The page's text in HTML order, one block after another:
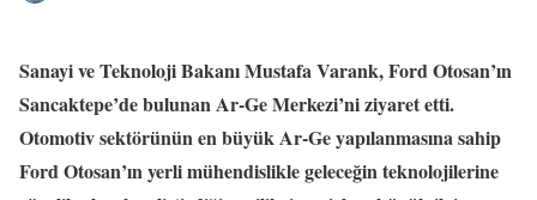
Sanayi ve Teknoloji Bakanı Mustafa Varank, Ford Otosan’ın
Sancaktepe’de bulunan Ar-Ge Merkezi’ni ziyaret etti.
Otomotiv sektörünün en büyük Ar-Ge yapılanmasına sahip
Ford Otosan’ın yerli mühendislikle geleceğin teknolojilerine